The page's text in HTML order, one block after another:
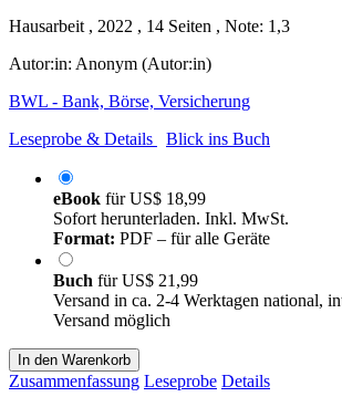
Hausarbeit , 2022 , 14 Seiten , Note: 1,3
Autor:in: Anonym (Autor:in)
BWL - Bank, Börse, Versicherung
Leseprobe & Details
Blick ins Buch
eBook fürUS$ 18,99
Sofort herunterladen. Inkl. MwSt.
Format: PDF – für alle Geräte
Buch fürUS$ 21,99
Versand in ca. 2-4 Werktagen national,
Versand möglich
In den Warenkorb
Zusammenfassung Leseprobe Details